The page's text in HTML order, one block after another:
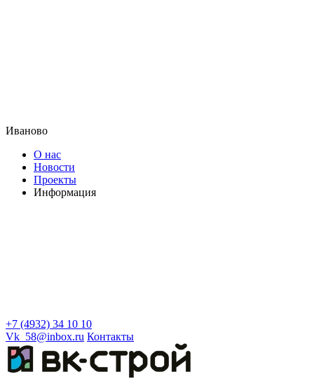
Иваново
О нас
Новости
Проекты
Информация
+7 (4932) 34 10 10
Vk_58@inbox.ru Контакты